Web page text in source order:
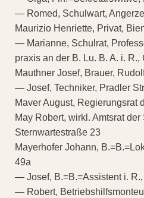
— Romed, Schulwart,
Maurizio Henriette, Privat,
— Marianne, Schulrat,
praxis an der B. Lu. B. A. i.
Mauthner Josef, Brauer,
— Josef, Techniker, Pradler
Maver August, Regierungsrat
May Robert, wirkl. Amtsrat
Sternwartestraße 23
Mayerhofer Johann,
49a
— Josef, B.=B.=Assistent i.
— Robert,